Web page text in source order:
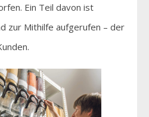
Ein Teil davon ist
zur Mithilfe aufgerufen – der